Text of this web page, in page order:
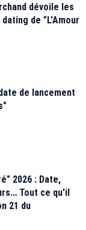
dévoile les
de "L'Amour
de lancement
2026 : Date,
Tout ce qu'il
21 du